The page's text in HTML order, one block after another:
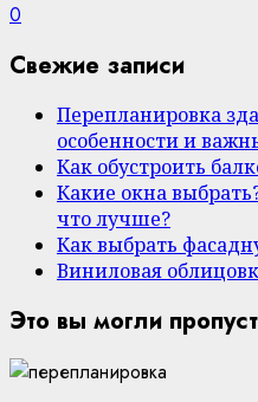
0
Свежие записи
Перепланировка
особенности и
Как обустроить
Какие окна
что лучше?
Как выбрать
Виниловая
Это вы могли